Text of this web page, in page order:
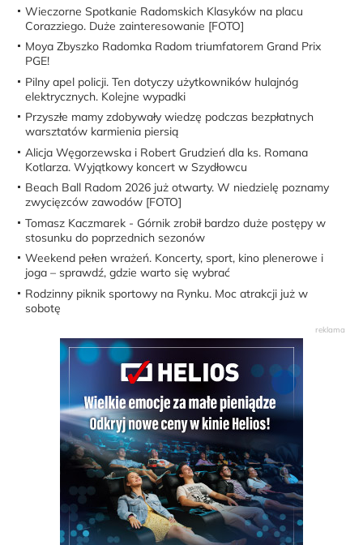
Wieczorne Spotkanie Radomskich Klasyków na placu
Corazziego. Duże zainteresowanie [FOTO]
Moya Zbyszko Radomka Radom triumfatorem Grand Prix
PGE!
Pilny apel policji. Ten dotyczy użytkowników hulajnóg
elektrycznych. Kolejne wypadki
Przyszłe mamy zdobywały wiedzę podczas bezpłatnych
warsztatów karmienia piersią
Alicja Węgorzewska i Robert Grudzień dla ks. Romana
Kotlarza. Wyjątkowy koncert w Szydłowcu
Beach Ball Radom 2026 już otwarty. W niedzielę poznamy
zwycięzców zawodów [FOTO]
Tomasz Kaczmarek - Górnik zrobił bardzo duże postępy w
stosunku do poprzednich sezonów
Weekend pełen wrażeń. Koncerty, sport, kino plenerowe i
joga – sprawdź, gdzie warto się wybrać
Rodzinny piknik sportowy na Rynku. Moc atrakcji już w
sobotę